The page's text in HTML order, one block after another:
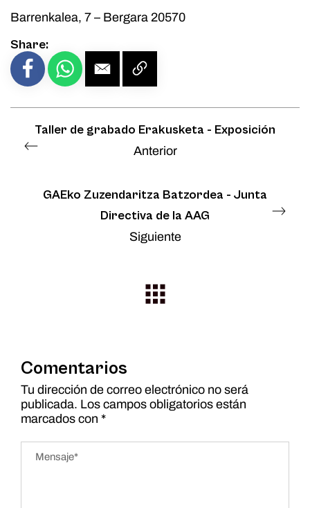
Barrenkalea, 7 – Bergara 20570
Share:
Taller de grabado Erakusketa - Exposición
Anterior
GAEko Zuzendaritza Batzordea - Junta
Directiva de la AAG
Siguiente
Comentarios
Tu dirección de correo electrónico no será
publicada. Los campos obligatorios están
marcados con *